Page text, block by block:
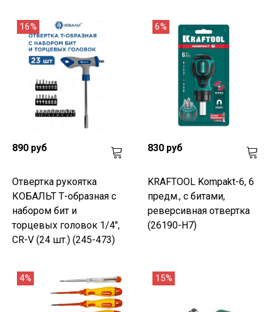
16%
890 руб
Отвертка рукоятка
КОБАЛЬТ Т-образная с
набором бит и
торцевых головок 1/4",
CR-V (24 шт.) (245-473)
6%
830 руб
KRAFTOOL Kompakt-6, 6
предм., с битами,
реверсивная отвертка
(26190-H7)
4% 15%